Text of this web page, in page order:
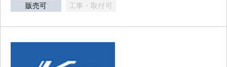
販売可 工事・取付可